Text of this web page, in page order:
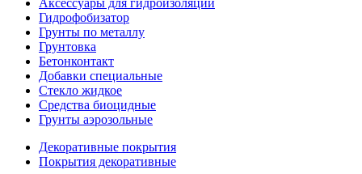
Аксессуары для гидроизоляции
Гидрофобизатор
Грунты по металлу
Грунтовка
Бетонконтакт
Добавки специальные
Стекло жидкое
Средства биоцидные
Грунты аэрозольные
Декоративные покрытия
Покрытия декоративные